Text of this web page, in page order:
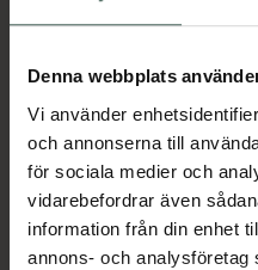
Denna webbplats
Vi använder
och annonserna till
för sociala medier och
vidarebefordrar även
information från din enhet
annons- och analysföretag
venerna till hjärtat,
Medicinska
kompressionsterapi
kompression klass I
bevisad effekt.